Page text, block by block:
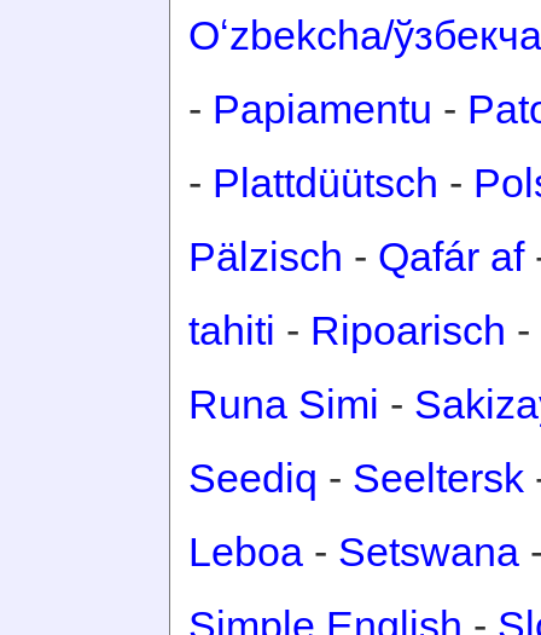
Oʻzbekcha/ўзбекча
- Papiamentu -
- Plattdüütsch -
Pälzisch - Qafár af
tahiti - Ripoarisch -
Runa Simi -
Seediq - Seeltersk
Leboa - Setswana
Simple English -